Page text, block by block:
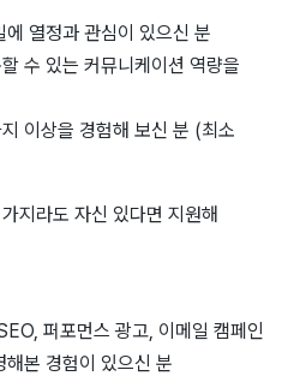
열정과 관심이 있으신 분
수 있는 커뮤니케이션 역량을
이상을 경험해 보신 분 (최소
지라도 자신 있다면 지원해
퍼포먼스 광고, 이메일 캠페인
본 경험이 있으신 분